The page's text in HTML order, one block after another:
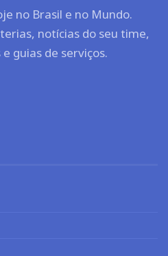
no Brasil e no Mundo.
notícias do seu time,
guias de serviços.